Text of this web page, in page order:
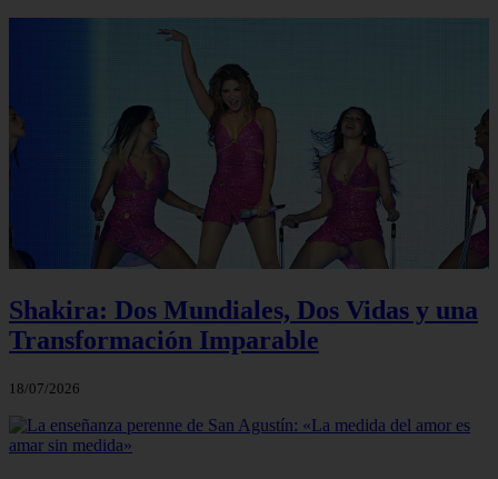
Shakira: Dos Mundiales, Dos Vidas y una
Transformación Imparable
18/07/2026